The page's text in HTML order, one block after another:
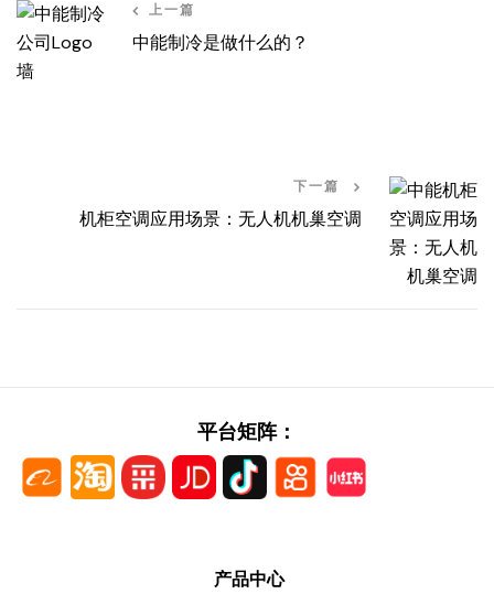
上一篇
中能制冷是做什么的？
下一篇
机柜空调应用场景：无人机机巢空调
平台矩阵：
产品中心